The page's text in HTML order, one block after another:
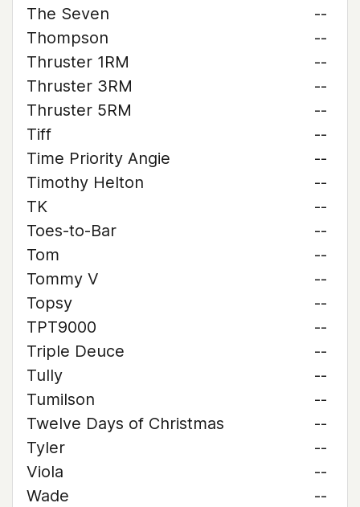
The Seven
--
Thompson
--
Thruster 1RM
--
Thruster 3RM
--
Thruster 5RM
--
Tiff
--
Time Priority Angie
--
Timothy Helton
--
TK
--
Toes-to-Bar
--
Tom
--
Tommy V
--
Topsy
--
TPT9000
--
Triple Deuce
--
Tully
--
Tumilson
--
Twelve Days of Christmas
--
Tyler
--
Viola
--
Wade
--